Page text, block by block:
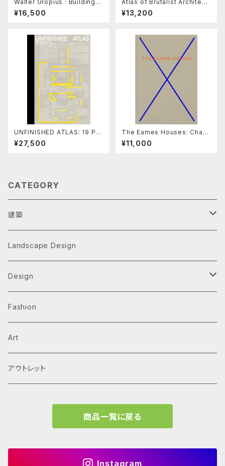
Walter Gropius : Buildings
and Projects
¥16,500
Atlas of Brutalist Architect
ure : Classic Format
¥13,200
UNFINISHED ATLAS: 19 PR
OJECTS BY MANUEL HERZ
ARCHITECTS
¥27,500
The Eames Houses: Charl
es and Ray Eames Reside
ntial Architecture
¥11,000
CATEGORY
建築
Architecture Monographs
Alvar Aalto
Arne Jacobsen
History & Reference
Av Monographs
C3 magazine
El Croquis
Landscape Design
Design
Graphic
Logo
Typography
インフォグラフィック
Products
家具
Fashion
Art
アウトレット
商品一覧に戻る
Instagram